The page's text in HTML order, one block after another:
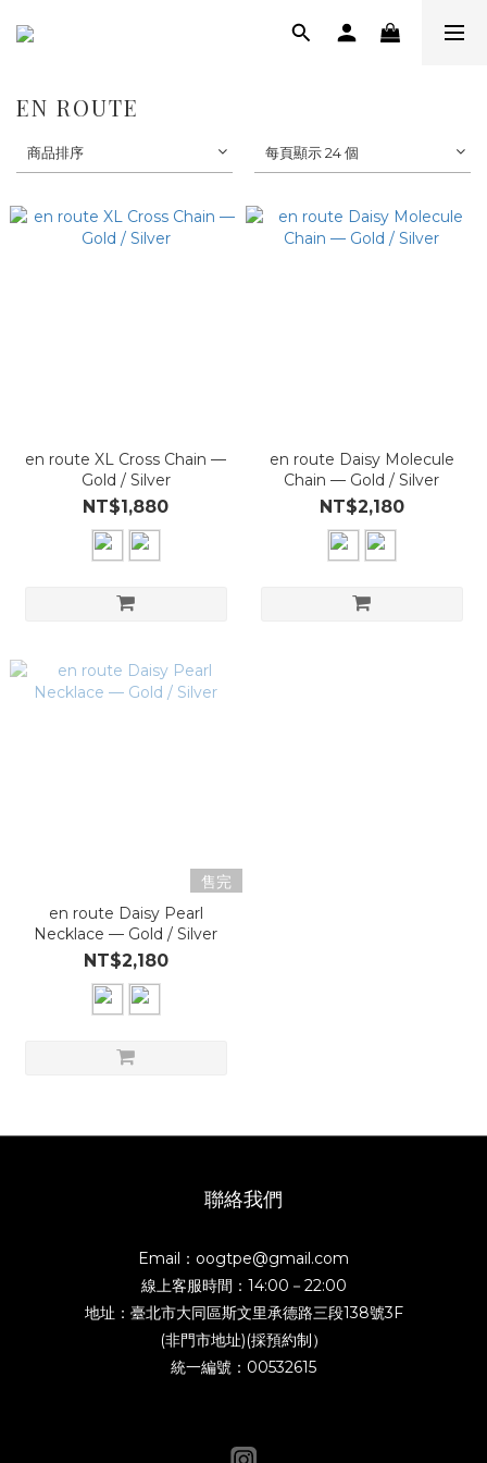
EN ROUTE
商品排序 每頁顯示 24 個
en route XL Cross Chain —
Gold / Silver
NT$1,880
en route Daisy Molecule
Chain — Gold / Silver
NT$2,180
售完
en route Daisy Pearl
Necklace — Gold / Silver
NT$2,180
聯絡我們
Email：oogtpe@gmail.com
線上客服時間：14:00－22:00
地址：臺北市大同區斯文里承德路三段138號3F
(非門市地址)(採預約制）
統一編號：00532615